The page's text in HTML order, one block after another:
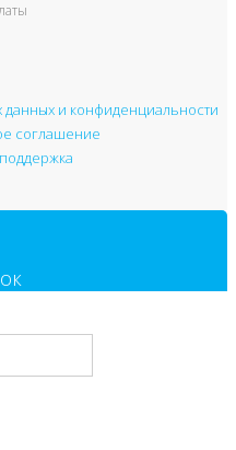
и конфиденциальности
соглашение